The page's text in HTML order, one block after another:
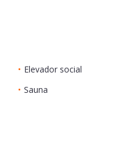
• Elevador social
• Sauna